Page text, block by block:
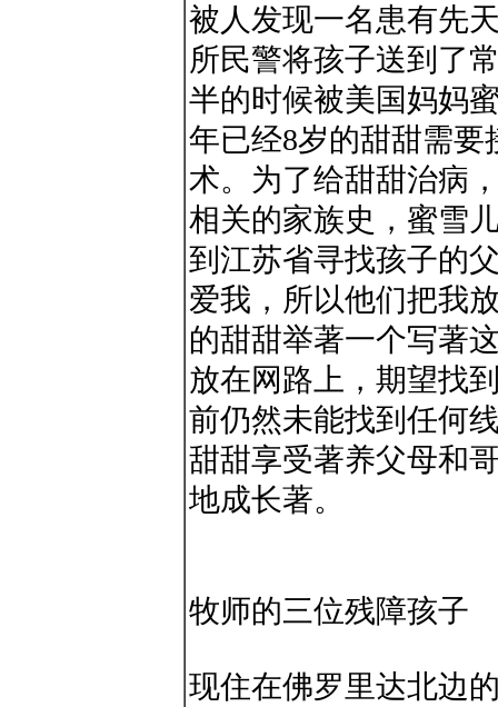
被人发现一名患有先
所民警将孩子送到了
半的时候被美国妈妈
年已经8岁的甜甜需
术。为了给甜甜治病
相关的家族史，蜜雪
到江苏省寻找孩子的
爱我，所以他们把我
的甜甜举著一个写著
放在网路上，期望找
前仍然未能找到任何
甜甜享受著养父母和
地成长著。
牧师的三位残障孩子
现住在佛罗里达北边